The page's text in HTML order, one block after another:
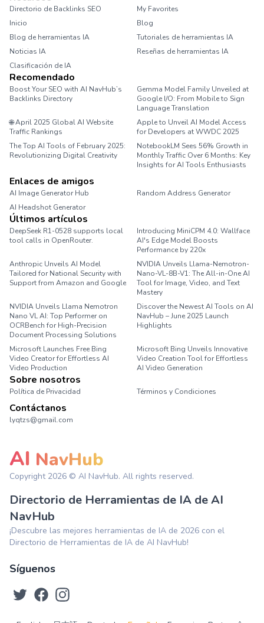
Directorio de Backlinks SEO
My Favorites
Inicio
Blog
Blog de herramientas IA
Tutoriales de herramientas IA
Noticias IA
Reseñas de herramientas IA
Clasificación de IA
Recomendado
Boost Your SEO with AI NavHub’s
Backlinks Directory
Gemma Model Family Unveiled at
Google I/O: From Mobile to Sign
Language Translation
🌐 April 2025 Global AI Website
Traffic Rankings
Apple to Unveil AI Model Access
for Developers at WWDC 2025
The Top AI Tools of February 2025:
Revolutionizing Digital Creativity
NotebookLM Sees 56% Growth in
Monthly Traffic Over 6 Months: Key
Insights for AI Tools Enthusiasts
Enlaces de amigos
AI Image Generator Hub
Random Address Generator
AI Headshot Generator
Últimos artículos
DeepSeek R1-0528 supports local
tool calls in OpenRouter.
Introducing MiniCPM 4.0: Wallface
AI's Edge Model Boosts
Performance by 220x
Anthropic Unveils AI Model
Tailored for National Security with
Support from Amazon and Google
NVIDIA Unveils Llama-Nemotron-
Nano-VL-8B-V1: The All-in-One AI
Tool for Image, Video, and Text
Mastery
NVIDIA Unveils Llama Nemotron
Nano VL AI: Top Performer on
OCRBench for High-Precision
Document Processing Solutions
Discover the Newest AI Tools on AI
NavHub – June 2025 Launch
Highlights
Microsoft Launches Free Bing
Video Creator for Effortless AI
Video Production
Microsoft Bing Unveils Innovative
Video Creation Tool for Effortless
AI Video Generation
Sobre nosotros
Política de Privacidad Términos y Condiciones
Contáctanos
lyqtzs@gmail.com
AI NavHub
Copyright 2026 © AI NavHub. All rights reserved.
Directorio de Herramientas de IA de AI
NavHub
¡Descubre las mejores herramientas de IA de 2026 con el
Directorio de Herramientas de IA de AI NavHub!
Síguenos